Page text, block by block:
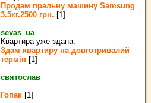
Продам пральну машину Samsung
3.5кг.2500 грн. [1]
sevas_ua
Квартира уже здана.
Здам квартиру на довготривалий
термін [1]
святослав
Гопак [1]